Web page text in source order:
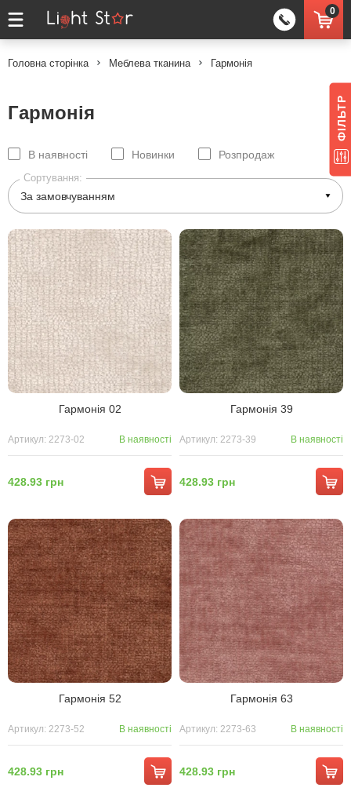
0
Головна сторінка Меблева тканина Гармонія
ФІЛЬТР
Гармонія
В наявності Новинки Розпродаж
Сортування:
Гармонія 02
Артикул: 2273-02 В наявності
428.93 грн
Гармонія 39
Артикул: 2273-39 В наявності
428.93 грн
Гармонія 52
Артикул: 2273-52 В наявності
428.93 грн
Гармонія 63
Артикул: 2273-63 В наявності
428.93 грн